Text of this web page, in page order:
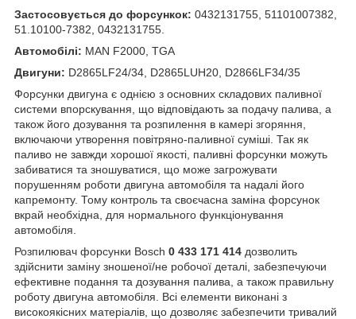
Застосовується до форсункок: 0432131755, 51101007382,
51.10100-7382, 0432131755.
Автомобілі: MAN F2000, TGA
Двигуни: D2865LF24/34, D2865LUH20, D2866LF34/35
Форсунки двигуна є однією з основних складових паливної
системи впорскування, що відповідають за подачу палива, а
також його дозування та розпилення в камері згоряння,
включаючи утворення повітряно-паливної суміші. Так як
паливо не завжди хорошої якості, паливні форсунки можуть
забиватися та зношуватися, що може загрожувати
порушенням роботи двигуна автомобіля та надалі його
капремонту. Тому контроль та своєчасна заміна форсунок
вкрай необхідна, для нормального функціонування
автомобіля.
Розпилювач форсунки Bosch 0 433 171 414 дозволить
здійснити заміну зношеної/не робочої деталі, забезпечуючи
ефективне подання та дозування палива, а також правильну
роботу двигуна автомобіля. Всі елементи виконані з
високоякісних матеріалів, що дозволяє забезпечити тривалий